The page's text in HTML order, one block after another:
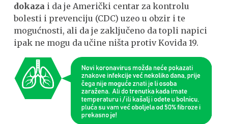
dokaza i da je Američki centar za kontrolu
bolesti i prevenciju (CDC) uzeo u obzir i te
mogućnosti, ali da je zaključeno da topli napici
ipak ne mogu da učine ništa protiv Kovida 19.